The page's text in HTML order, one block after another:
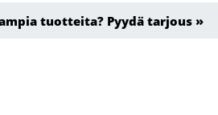
tuotteita? Pyydä tarjous »